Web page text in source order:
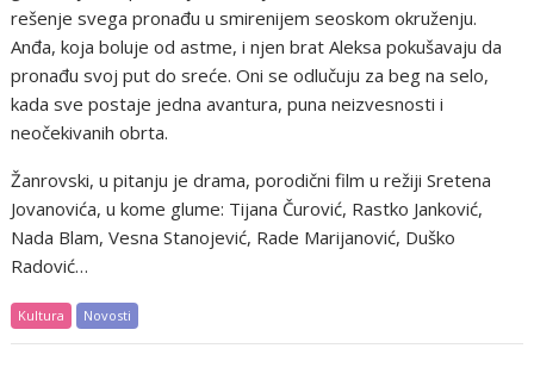
rešenje svega pronađu u smirenijem seoskom okruženju.
Anđa, koja boluje od astme, i njen brat Aleksa pokušavaju da
pronađu svoj put do sreće. Oni se odlučuju za beg na selo,
kada sve postaje jedna avantura, puna neizvesnosti i
neočekivanih obrta.
Žanrovski, u pitanju je drama, porodični film u režiji Sretena
Jovanovića, u kome glume: Tijana Čurović, Rastko Janković,
Nada Blam, Vesna Stanojević, Rade Marijanović, Duško
Radović…
Kultura Novosti